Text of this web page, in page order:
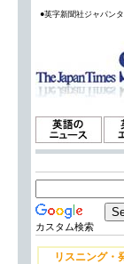
●英字新聞社ジャパン
カスタム検索
リスニング・